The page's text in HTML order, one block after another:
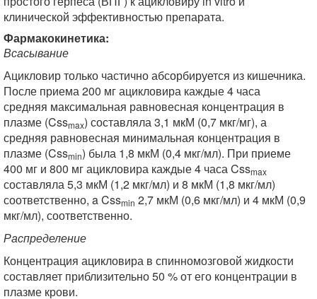
клинической эффективностью препарата.
Фармакокинетика:
Всасывание
Ацикловир только частично абсорбируется из кишечника.
После приема 200 мг ациклови­ра каждые 4 часа
средняя максимальная равновесная концентрация в
плазме (Cssmax) составляла 3,1 мкМ (0,7 мкг/мг), а
средняя равновесная минимальная концентрация в
плазме (Cssmin) была 1,8 мкМ (0,4 мкг/мл). При приеме
400 мг и 800 мг ацикловира каждые 4 часа Cssmax
составляла 5,3 мкМ (1,2 мкг/мл) и 8 мкМ (1,8 мкг/мл)
соответственно, a Cssmin 2,7 мкМ (0,6 мкг/мл) и 4 мкМ (0,9
мкг/мл), соответственно.
Распределение
Концентрация ацикловира в спинномозговой жидкости
составляет приблизительно 50 % от его концентрации в
плазме крови.